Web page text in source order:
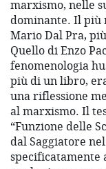
marxismo, nelle
dominante. Il più
Mario Dal Pra,
Quello di Enzo
fenomenologia
più di un libro,
una riflessione
al marxismo. Il
“Funzione delle
dal Saggiatore
specificatamente